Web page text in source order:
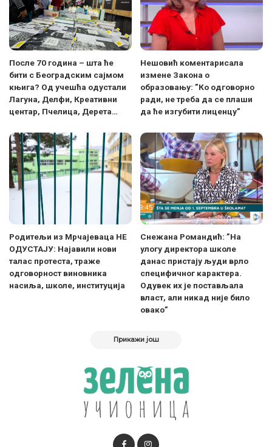
После 70 година – шта ће
бити с Београдским сајмом
књига? Од учешћа одустали
Лагуна, Делфи, Креативни
центар, Пчелица, Дерета…
Нешовић коментарисала
измене Закона о
образовању: ”Ко одговорно
ради, не треба да се плаши
да ће изгубити лиценцу”
Родитељи из Мрчајеваца НЕ
ОДУСТАЈУ: Најавили нови
талас протеста, траже
одговорност виновника
насиља, школе, институција
Снежана Романдић: ”На
улогу директора школе
данас пристају људи врло
специфичног карактера.
Одувек их је постављала
власт, али никад није било
овако”
Прикажи још